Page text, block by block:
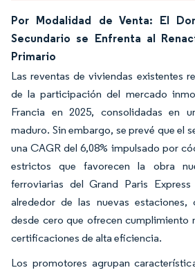
Por Modalidad de Venta: El
Secundario se Enfrenta al
Primario
Las reventas de viviendas existentes
de la participación del mercado
Francia en 2025, consolidadas en
maduro. Sin embargo, se prevé que el
una CAGR del 6,08% impulsado por
estrictos que favorecen la obra
ferroviarias del Grand Paris
alrededor de las nuevas estaciones,
desde cero que ofrecen
certificaciones de alta eficiencia.
Los promotores agrupan